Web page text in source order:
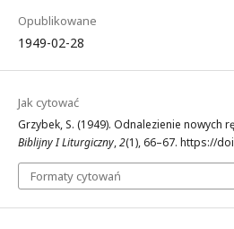
Opublikowane
1949-02-28
Jak cytować
Grzybek, S. (1949). Odnalezienie nowych
Biblijny I Liturgiczny,2(1), 66–67. https://
Formaty cytowań